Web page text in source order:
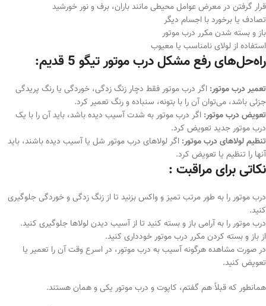
قرار گرفتن در معرض عوامل محیطی مانند باران، برف و نور خورشید
تصادف یا برخورد با اجسام دیگر
باز و بسته شدن مکرر درب موتور
استفاده از لولای نامناسب یا معیوب
راه‌حل‌های رفع مشکل درب موتور تیگو 5 قدیم:
تعمیر درب موتور: اگر درب موتور فقط دچار زنگ زدگی، خوردگی یا رنگ پریدگی
جزئی باشد، می‌توان آن را با بتونه، سنباده و رنگ تعمیر کرد.
تعویض درب موتور: اگر درب موتور به شدت آسیب دیده باشد، باید آن را با یک
درب موتور جدید تعویض کرد.
تنظیم لولاهای درب موتور: اگر لولاهای درب موتور شل یا آسیب دیده باشند، باید
آنها را تنظیم یا تعویض کرد.
نکاتی برای مراقبت :
درب موتور را به طور مرتب تمیز و واکس بزنید تا از زنگ زدگی و خوردگی جلوگیری
کنید.
درب موتور را به آرامی باز و بسته کنید تا از آسیب دیدن لولاها جلوگیری کنید.
از باز و بسته کردن مکرر درب موتور خودداری کنید.
در صورت مشاهده هرگونه آسیب به درب موتور، در اسرع وقت آن را تعمیر یا
تعویض کنید.
همانطور که قبلاً هم گفتم، کاپوت و درب موتور یکی و همان هستند.